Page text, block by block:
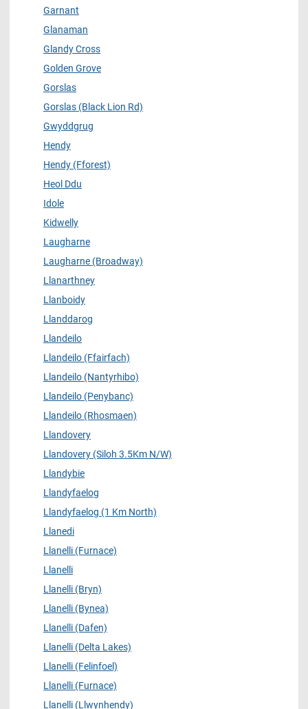
Garnant
Glanaman
Glandy Cross
Golden Grove
Gorslas
Gorslas (Black Lion Rd)
Gwyddgrug
Hendy
Hendy (Fforest)
Heol Ddu
Idole
Kidwelly
Laugharne
Laugharne (Broadway)
Llanarthney
Llanboidy
Llanddarog
Llandeilo
Llandeilo (Ffairfach)
Llandeilo (Nantyrhibo)
Llandeilo (Penybanc)
Llandeilo (Rhosmaen)
Llandovery
Llandovery (Siloh 3.5Km N/W)
Llandybie
Llandyfaelog
Llandyfaelog (1 Km North)
Llanedi
Llanelli (Furnace)
Llanelli
Llanelli (Bryn)
Llanelli (Bynea)
Llanelli (Dafen)
Llanelli (Delta Lakes)
Llanelli (Felinfoel)
Llanelli (Furnace)
Llanelli (Llwynhendy)